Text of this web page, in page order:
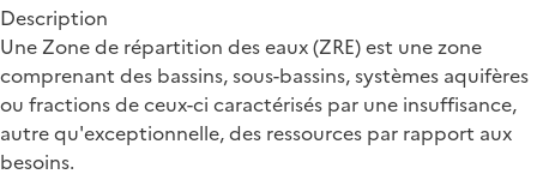
Description
Une Zone de répartition des eaux (ZRE) est une zone
comprenant des bassins, sous-bassins, systèmes aquifères
ou fractions de ceux-ci caractérisés par une insuffisance,
autre qu'exceptionnelle, des ressources par rapport aux
besoins.